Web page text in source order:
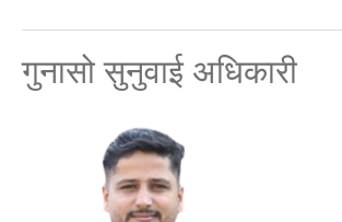
गुनासो सुनुवाई अधिकारी